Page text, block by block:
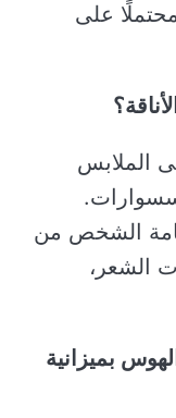
على
الملابس
الشخص من
الشعر،
بميزانية